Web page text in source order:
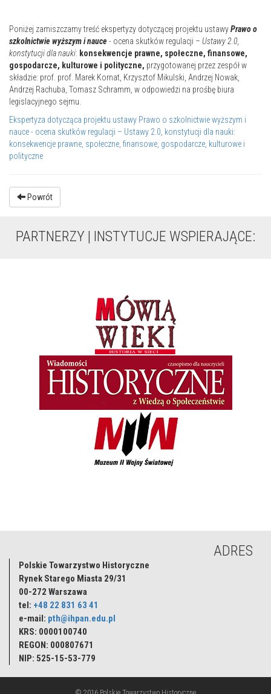
Poniżej zamiszczamy treść ekspertyzy dotyczącej projektu ustawyPrawo o
szkolnictwie wyższym i nauce - ocena skutków regulacji – Ustawy 2.0,
konstytucji dla nauki: konsekwencje prawne, społeczne, finansowe,
gospodarcze, kulturowe i polityczne, przygotowanej przez zespół w
składzie: prof. prof. Marek Kornat, Krzysztof Mikulski, Andrzej Nowak,
Andrzej Rachuba, Tomasz Schramm, w odpowiedzi na prośbę biura
legislacyjnego sejmu.
Ekspertyza dotycząca projektu ustawy Prawo o szkolnictwie wyższym i
nauce - ocena skutków regulacji – Ustawy 2.0, konstytucji dla nauki:
konsekwencje prawne, społeczne, finansowe, gospodarcze, kulturowe i
polityczne
Powrót
PARTNERZY | INSTYTUCJE WSPIERAJĄCE:
ADRES
Polskie Towarzystwo Historyczne
Rynek Starego Miasta 29/31
00-272 Warszawa
tel: +48 22 831 63 41
e-mail: pth@ihpan.edu.pl
KRS: 0000100740
REGON: 000807671
NIP: 525-15-53-779